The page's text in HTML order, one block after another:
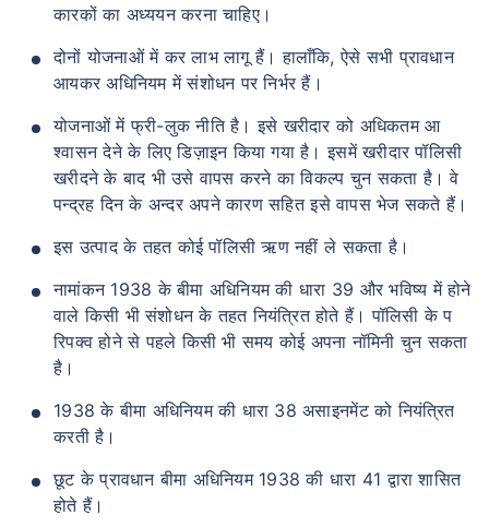
कारकों का अध्ययन करना चाहिए।
दोनों योजनाओं में कर लाभ लागू हैं। हालाँकि, ऐसे सभी प्रावधान
आयकर अधिनियम में संशोधन पर निर्भर हैं।
योजनाओं में फ्री-लुक नीति है। इसे खरीदार को अधिकतम आ
श्वासन देने के लिए डिज़ाइन किया गया है। इसमें खरीदार पॉलिसी
खरीदने के बाद भी उसे वापस करने का विकल्प चुन सकता है। वे
पन्द्रह दिन के अन्दर अपने कारण सहित इसे वापस भेज सकते हैं।
इस उत्पाद के तहत कोई पॉलिसी ऋण नहीं ले सकता है।
नामांकन 1938 के बीमा अधिनियम की धारा 39 और भविष्य में होने
वाले किसी भी संशोधन के तहत नियंत्रित होते हैं। पॉलिसी के प
रिपक्व होने से पहले किसी भी समय कोई अपना नॉमिनी चुन सकता
है।
1938 के बीमा अधिनियम की धारा 38 असाइनमेंट को नियंत्रित
करती है।
छूट के प्रावधान बीमा अधिनियम 1938 की धारा 41 द्वारा शासित
होते हैं।